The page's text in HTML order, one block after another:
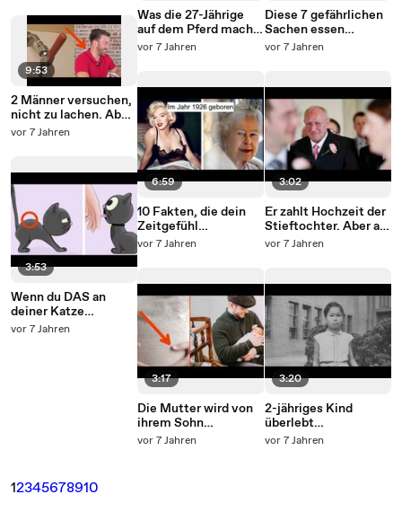
Entscheidung
treffen.
9:53
2 Männer versuchen,
nicht zu lachen. Aber
Witz Nr. 4 l...
vor 7 Jahren
3:53
Wenn du DAS an
deiner Katze
bemerkst, musst du
vor 7 Jahren
Was die 27-Jährige
auf dem Pferd macht,
ist nicht zu fassen!
vor 7 Jahren
6:59
10 Fakten, die dein
Zeitgefühl
durcheinanderbringe
vor 7 Jahren
3:17
Die Mutter wird von
ihrem Sohn
schwanger. Doch
vor 7 Jahren
Diese 7 gefährlichen
Sachen essen
Menschen
enden könnte.
vor 7 Jahren
3:02
Er zahlt Hochzeit der
Stieftochter. Aber als
er Täuschung
vor 7 Jahren
3:20
2-jähriges Kind
überlebt
Atombomben-
vor 7 Jahren
12345678910